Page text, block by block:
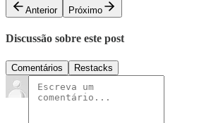
Anterior
Próximo
Discussão sobre este post
Comentários Restacks